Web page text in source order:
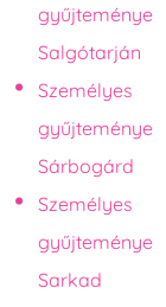
gyűjteménye
Salgótarján
Személyes
gyűjteménye
Sárbogárd
Személyes
gyűjteménye
Sarkad